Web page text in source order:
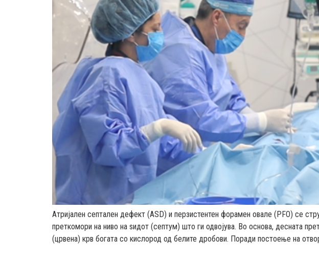
Атријален септален дефект (ASD) и перзистентен форамен овале (PFO) се
преткомори на ниво на ѕидот (септум) што ги одвојува. Во основа, десната
(црвена) крв богата со кислород од белите дробови. Поради постоење на